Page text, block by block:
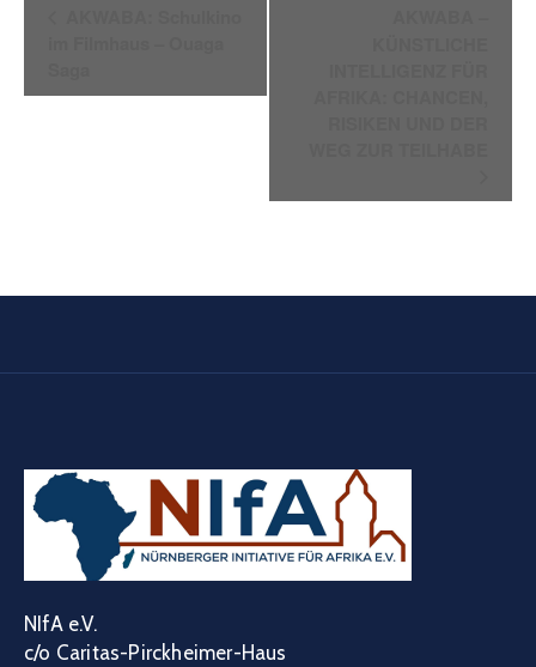
NIfA e.V.
c/o Caritas-Pirckheimer-Haus